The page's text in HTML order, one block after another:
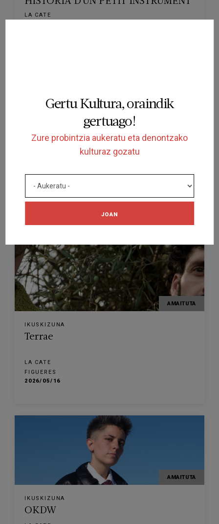
Gertu Kultura, oraindik
gertuago!
Zure probintzia aukeratu eta denontzako
kulturaz gozatu
JOAN
LA CATE
LA CATE
FIGUERES
AMAITUTA
IKUSKIZUNA
Terrae
LA CATE
FIGUERES
2026/05/16
AMAITUTA
IKUSKIZUNA
OKDW